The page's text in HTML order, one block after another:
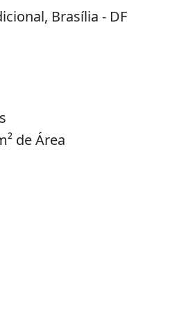
Brasília - DF
de Área